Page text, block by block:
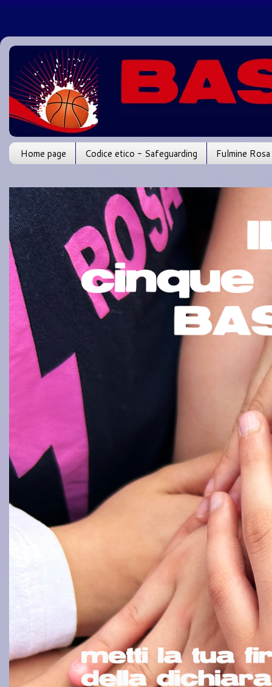
Home page Codice etico - Safeguarding Fulmine Rosa